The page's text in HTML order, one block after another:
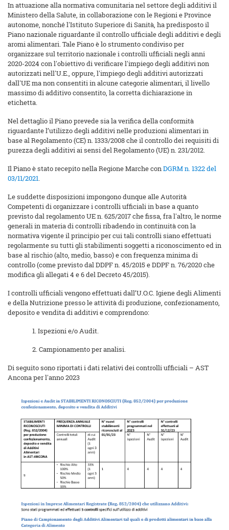
In attuazione alla normativa comunitaria nel settore degli additivi il
Ministero della Salute, in collaborazione con le Regioni e Province
autonome, nonché l'Istituto Superiore di Sanità, ha predisposto il
Piano nazionale riguardante il controllo ufficiale degli additivi e degli
aromi alimentari. Tale Piano è lo strumento condiviso per
organizzare sul territorio nazionale i controlli ufficiali negli anni
2020-2024 con l'obiettivo di verificare l'impiego degli additivi non
autorizzati nell'U.E., oppure, l'impiego degli additivi autorizzati
dall'UE ma non consentiti in alcune categorie alimentari, il livello
massimo di additivo consentito, la corretta dichiarazione in
etichetta.
Nel dettaglio il Piano prevede sia la verifica della conformità
riguardante l’utilizzo degli additivi nelle produzioni alimentari in
base al Regolamento (CE) n. 1333/2008 che il controllo dei requisiti di
purezza degli additivi ai sensi del Regolamento (UE) n. 231/2012.
Il Piano è stato recepito nella Regione Marche conDGRM n. 1322 del
03/11/2021.
Le suddette disposizioni impongono dunque alle Autorità
Competenti di organizzare i controlli ufficiali in base a quanto
previsto dal regolamento UE n. 625/2017 che fissa, fra l'altro, le norme
generali in materia di controlli ribadendo in continuità con la
normativa vigente il principio per cui tali controlli siano effettuati
regolarmente su tutti gli stabilimenti soggetti a riconoscimento ed in
base al rischio (alto, medio, basso) e con frequenza minima di
controllo (come previsto dal DDPF n. 45/2015 e DDPF n. 76/2020 che
modifica gli allegati 4 e 6 del Decreto 45/2015).
I controlli ufficiali vengono effettuati dall’U.O.C. Igiene degli Alimenti
e della Nutrizione presso le attività di produzione, confezionamento,
deposito e vendita di additivi e comprendono:
1. Ispezioni e/o Audit.
2. Campionamento per analisi.
Di seguito sono riportati i dati relativi dei controlli ufficiali – AST
Ancona per l'anno 2023